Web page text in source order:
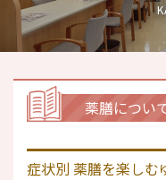
薬膳につい
症状別 薬膳を楽しむ